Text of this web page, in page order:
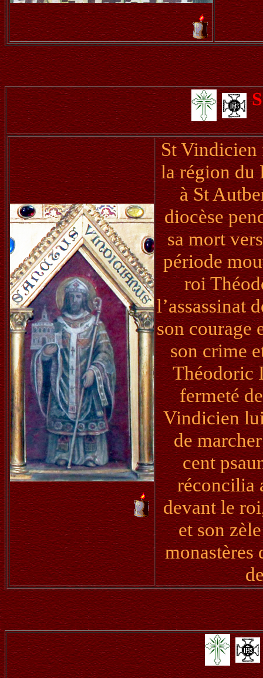
St Vindicien
la région du
à St
diocèse
sa mort
période
roi
l’assassinat
son courage
son crime
Théodoric
fermeté
Vindicien
de
cent
réconcilia
devant le
et son
monastères